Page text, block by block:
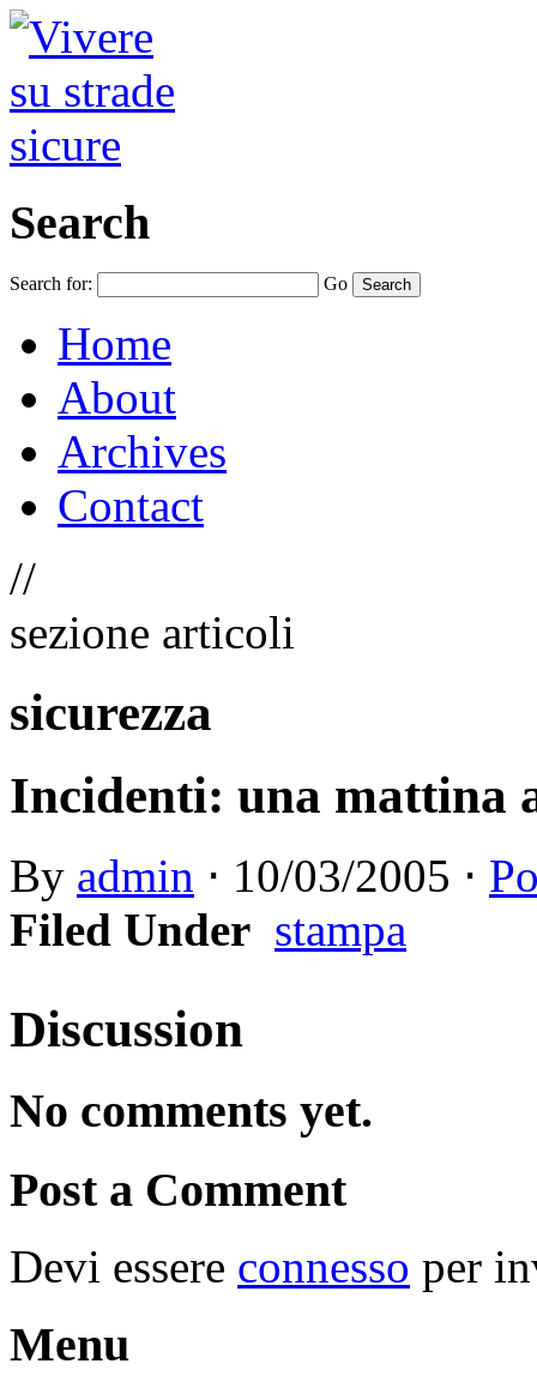
Search
Search for: Go
Home
About
Archives
Contact
//
sezione articoli
sicurezza
Incidenti: una mattina
By admin ⋅ 10/03/2005 ⋅
Filed Under stampa
Discussion
No comments yet.
Post a Comment
Devi essere connesso per
Menu